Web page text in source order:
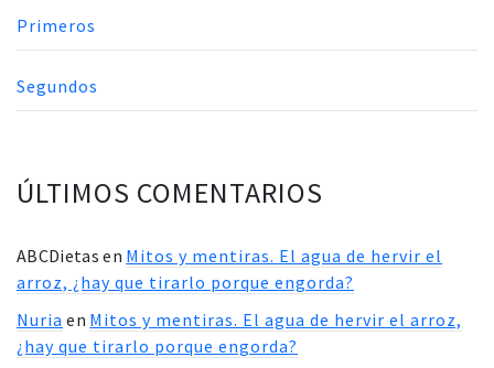
Primeros
Segundos
ÚLTIMOS COMENTARIOS
ABCDietas en Mitos y mentiras. El agua de hervir el
arroz, ¿hay que tirarlo porque engorda?
Nuria en Mitos y mentiras. El agua de hervir el arroz,
¿hay que tirarlo porque engorda?